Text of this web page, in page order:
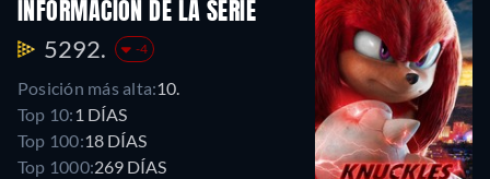
INFORMACIÓN DE LA SERIE
5292. -4
Posición más alta:10.
Top 10: 1 DÍAS
Top 100:18 DÍAS
Top 1000:269 DÍAS